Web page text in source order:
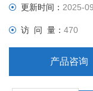
更新时间：2025-
访 问 量：470
产品咨询